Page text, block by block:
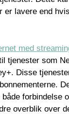
er lavere end
med
tjenester som
Disse
forbindelse
overblik over